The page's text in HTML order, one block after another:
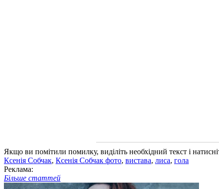
Якщо ви помітили помилку, виділіть необхідний текст і
Ксенія Собчак, Ксенія Собчак фото, вистава, лиса, гола
Реклама:
Більше статтей